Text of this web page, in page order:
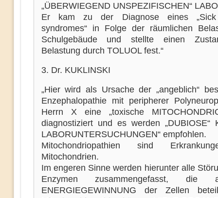
„ÜBERWIEGEND UNSPEZIFISCHEN“
Er kam zu der Diagnose eines „Sick
syndromes“ in Folge der räumlichen
Schulgebäude und stellte einen
Belastung durch TOLUOL fest.“
3. Dr. KUKLINSKI
„Hier wird als Ursache der „angeblich“
Enzephalopathie mit peripherer
Herrn X eine „toxische
diagnostiziert und es werden „DUBIOSE“
LABORUNTERSUCHUNGEN“ empfohlen.
Mitochondriopathien sind
Mitochondrien.
Im engeren Sinne werden hierunter alle
Enzymen zusammengefasst,
ENERGIEGEWINNUNG der Zellen